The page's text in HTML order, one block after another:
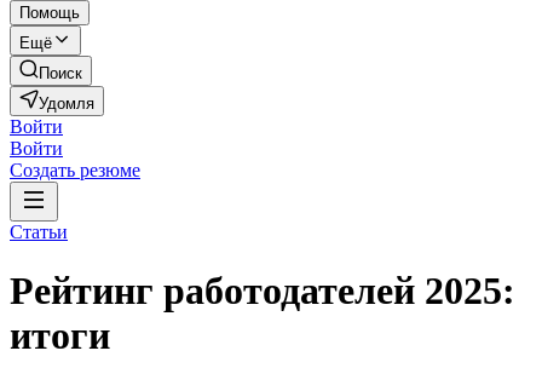
Помощь
Ещё
Поиск
Удомля
Войти
Войти
Создать резюме
Статьи
Рейтинг работодателей 2025:
итоги